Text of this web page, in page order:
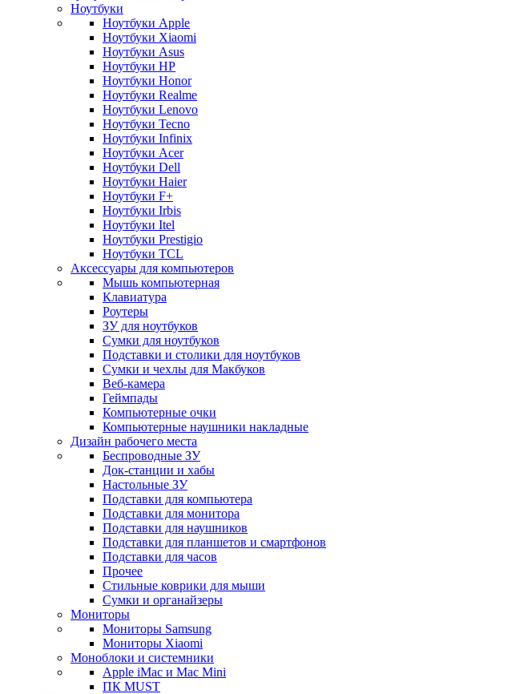
Ноутбуки
Ноутбуки Apple
Ноутбуки Xiaomi
Ноутбуки Asus
Ноутбуки HP
Ноутбуки Honor
Ноутбуки Realme
Ноутбуки Lenovo
Ноутбуки Tecno
Ноутбуки Infinix
Ноутбуки Acer
Ноутбуки Dell
Ноутбуки Haier
Ноутбуки F+
Ноутбуки Irbis
Ноутбуки Itel
Ноутбуки Prestigio
Ноутбуки TCL
Аксессуары для компьютеров
Мышь компьютерная
Клавиатура
Роутеры
ЗУ для ноутбуков
Сумки для ноутбуков
Подставки и столики для ноутбуков
Сумки и чехлы для Макбуков
Веб-камера
Геймпады
Компьютерные очки
Компьютерные наушники накладные
Дизайн рабочего места
Беспроводные ЗУ
Док-станции и хабы
Настольные ЗУ
Подставки для компьютера
Подставки для монитора
Подставки для наушников
Подставки для планшетов и смартфонов
Подставки для часов
Прочее
Стильные коврики для мыши
Сумки и органайзеры
Мониторы
Мониторы Samsung
Мониторы Xiaomi
Моноблоки и системники
Apple iMac и Mac Mini
ПК MUST